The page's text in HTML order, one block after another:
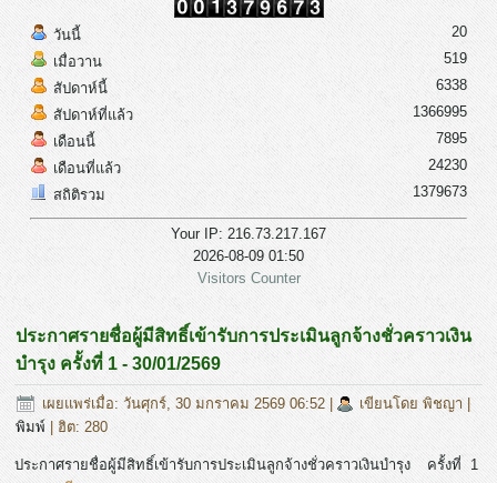
วันนี้
เมื่อวาน
สัปดาห์นี้
สัปดาห์ที่แล้ว
เดือนนี้
เดือนที่แล้ว
สถิติรวม
20
519
6338
1366995
7895
24230
1379673
Your IP: 216.73.217.167
2026-08-09 01:50
Visitors Counter
ประกาศรายชื่อผู้มีสิทธิ์เข้ารับการประเมินลูกจ้างชั่วคราวเงิน
บำรุง ครั้งที่ 1 - 30/01/2569
เผยแพร่เมื่อ: วันศุกร์, 30 มกราคม 2569 06:52 | เขียนโดย พิชญา|
พิมพ์ | ฮิต: 280
ประกาศรายชื่อผู้มีสิทธิ์เข้ารับการประเมินลูกจ้างชั่วคราวเงินบำรุง ครั้งที่ 1